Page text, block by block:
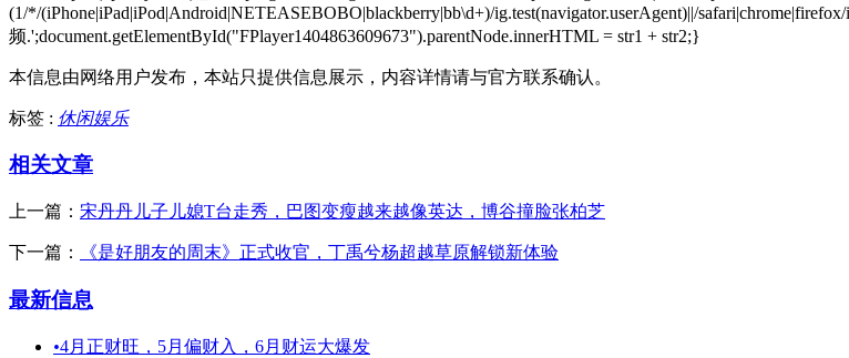
(1/*/(iPhone|iPad|iPod|Android|NETEASEBOBO|blackberry|bb\d+)/ig.test(navigator.userAgent)||/
频.';document.getElementById("FPlayer1404863609673").parentNode.innerHTML = str1 + str2;}
本信息由网络用户发布， 本站只提供信息展示，内容详情请与官方联系确认。
标签 : 休闲娱乐
相关文章
上一篇： 宋丹丹儿子儿媳T台走秀，巴图变瘦越来越像英达，博谷撞脸张柏芝
下一篇： 《是好朋友的周末》正式收官，丁禹兮杨超越草原解锁新体验
最新信息
•4月正财旺，5月偏财入，6月财运大爆发